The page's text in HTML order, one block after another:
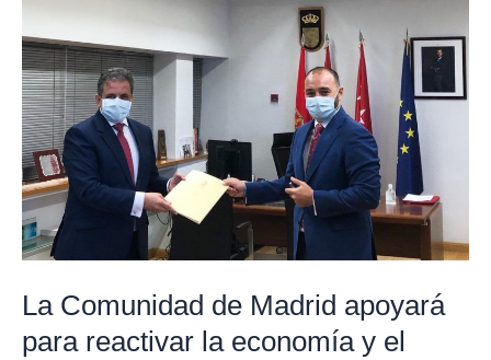
La Comunidad de Madrid apoyará
para reactivar la economía y el
Comunidad
de
Madrid
apoyará
para
reactivar
la
economía
el
empleo